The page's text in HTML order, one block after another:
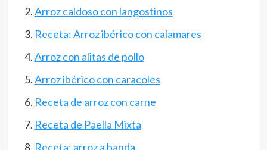
Arroz caldoso con langostinos
Receta: Arroz ibérico con calamares
Arroz con alitas de pollo
Arroz ibérico con caracoles
Receta de arroz con carne
Receta de Paella Mixta
Receta: arroz a banda